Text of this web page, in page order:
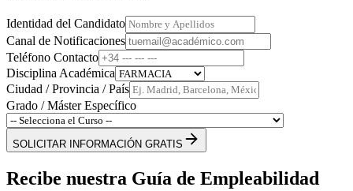
Identidad del Candidato
Canal de Notificaciones
Teléfono Contacto
Disciplina Académica
Ciudad / Provincia / País
Grado / Máster Específico
SOLICITAR INFORMACIÓN GRATIS
Recibe nuestra Guía de Empleabilidad